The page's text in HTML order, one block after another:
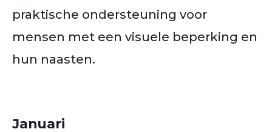
praktische ondersteuning voor
mensen met een visuele beperking en
hun naasten.
Januari